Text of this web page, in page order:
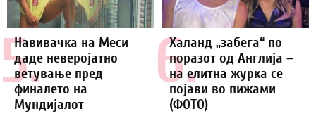
5.
Навивачка на Меси
даде неверојатно
ветување пред
финалето на
Мундијалот
6.
Халанд „забега“ по
поразот од Англија –
на елитна журка се
појави во пижами
(ФОТО)